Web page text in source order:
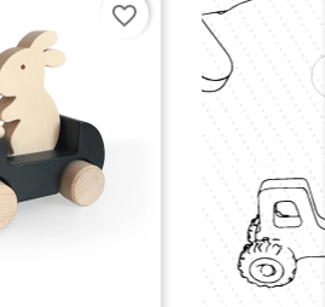
favorite_border